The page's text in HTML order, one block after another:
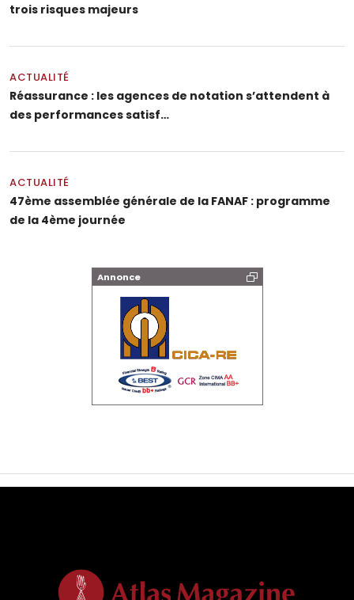
trois risques majeurs
ACTUALITÉ
Réassurance : les agences de notation s’attendent à
des performances satisf…
ACTUALITÉ
47ème assemblée générale de la FANAF : programme
de la 4ème journée
Annonce